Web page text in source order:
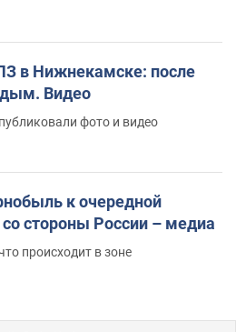
в Нижнекамске: после
Видео
фото и видео
к очередной
стороны России – медиа
происходит в зоне